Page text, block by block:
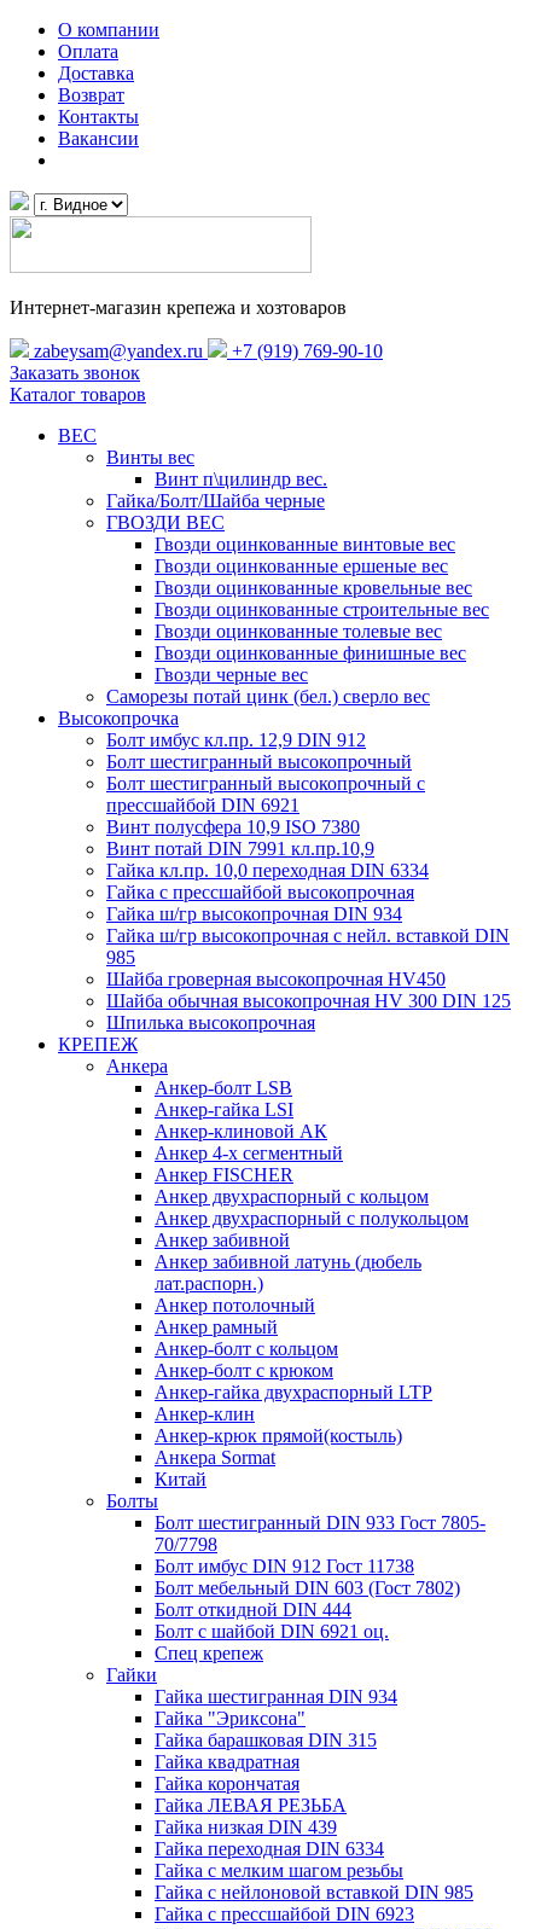
О компании
Оплата
Доставка
Возврат
Контакты
Вакансии
Интернет-магазин крепежа и хозтоваров
zabeysam@yandex.ru
+7 (919) 769-90-10
Заказать звонок
Каталог товаров
ВЕС
Винты вес
Винт п\цилиндр вес.
Гайка/Болт/Шайба черные
ГВОЗДИ ВЕС
Гвозди оцинкованные винтовые вес
Гвозди оцинкованные ершеные вес
Гвозди оцинкованные кровельные вес
Гвозди оцинкованные строительные вес
Гвозди оцинкованные толевые вес
Гвозди оцинкованные финишные вес
Гвозди черные вес
Саморезы потай цинк (бел.) сверло вес
Высокопрочка
Болт имбус кл.пр. 12,9 DIN 912
Болт шестигранный высокопрочный
Болт шестигранный высокопрочный с
прессшайбой DIN 6921
Винт полусфера 10,9 ISO 7380
Винт потай DIN 7991 кл.пр.10,9
Гайка кл.пр. 10,0 переходная DIN 6334
Гайка с прессшайбой высокопрочная
Гайка ш/гр высокопрочная DIN 934
Гайка ш/гр высокопрочная с нейл. вставкой DIN
985
Шайба гроверная высокопрочная HV450
Шайба обычная высокопрочная HV 300 DIN 125
Шпилька высокопрочная
КРЕПЕЖ
Анкера
Анкер-болт LSB
Анкер-гайка LSI
Анкер-клиновой АК
Анкер 4-х сегментный
Анкер FISCHER
Анкер двухраспорный с кольцом
Анкер двухраспорный с полукольцом
Анкер забивной
Анкер забивной латунь (дюбель
лат.распорн.)
Анкер потолочный
Анкер рамный
Анкер-болт с кольцом
Анкер-болт с крюком
Анкер-гайка двухраспорный LTP
Анкер-клин
Анкер-крюк прямой(костыль)
Анкера Sormat
Китай
Болты
Болт шестигранный DIN 933 Гост 7805-
70/7798
Болт имбус DIN 912 Гост 11738
Болт мебельный DIN 603 (Гост 7802)
Болт откидной DIN 444
Болт с шайбой DIN 6921 оц.
Спец крепеж
Гайки
Гайка шестигранная DIN 934
Гайка "Эриксона"
Гайка барашковая DIN 315
Гайка квадратная
Гайка корончатая
Гайка ЛЕВАЯ РЕЗЬБА
Гайка низкая DIN 439
Гайка переходная DIN 6334
Гайка с мелким шагом резьбы
Гайка с нейлоновой вставкой DIN 985
Гайка с прессшайбой DIN 6923